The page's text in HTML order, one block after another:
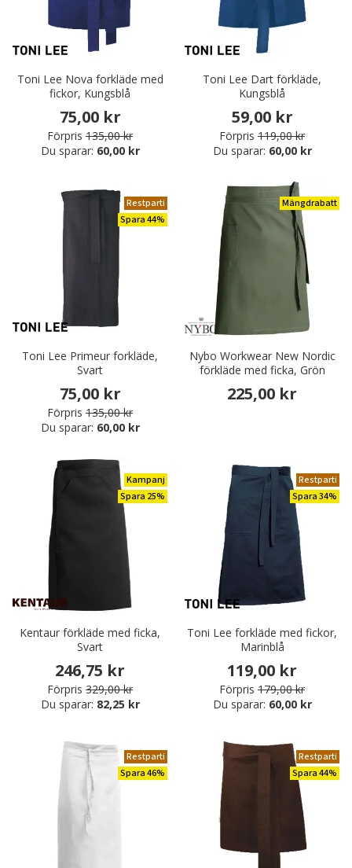
Toni Lee Nova forkläde med
fickor, Kungsblå
75,00 kr
Förpris 135,00 kr
Du sparar: 60,00 kr
Toni Lee Dart förkläde,
Kungsblå
59,00 kr
Förpris 119,00 kr
Du sparar: 60,00 kr
Restparti
Spara 44%
Toni Lee Primeur forkläde,
Svart
75,00 kr
Förpris 135,00 kr
Du sparar: 60,00 kr
Mängdrabatt
Nybo Workwear New Nordic
förkläde med ficka, Grön
225,00 kr
Kampanj
Spara 25%
Kentaur förkläde med ficka,
Svart
246,75 kr
Förpris 329,00 kr
Du sparar: 82,25 kr
Restparti
Spara 34%
Toni Lee forkläde med fickor,
Marinblå
119,00 kr
Förpris 179,00 kr
Du sparar: 60,00 kr
Restparti
Spara 46%
Restparti
Spara 44%